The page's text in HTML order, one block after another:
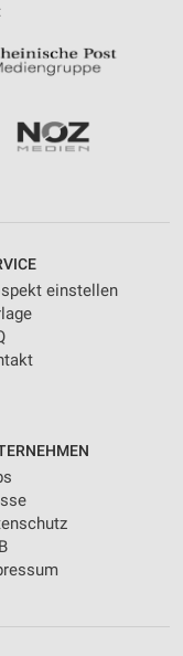
einstellen